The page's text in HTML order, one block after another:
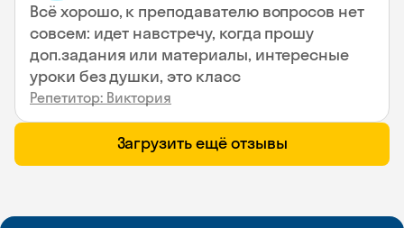
Всё хорошо, к преподавателю вопросов нет
совсем: идет навстречу, когда прошу
доп.задания или материалы, интересные
уроки без душки, это класс
Репетитор: Виктория
Загрузить ещё отзывы